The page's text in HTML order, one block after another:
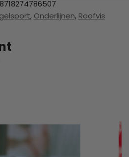
8718274786507
, Onderlijnen, Roofvis